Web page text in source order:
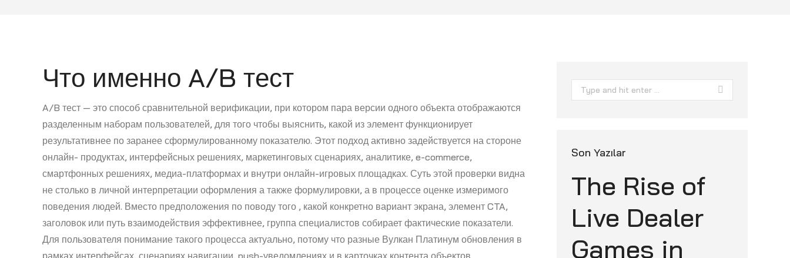
Что именно A/B тест
A/B тест — это способ сравнительной верификации, при котором пара версии одного объекта отображаются
разделенным наборам пользователей, для того чтобы выяснить, какой из элемент функционирует
результативнее по заранее сформулированному показателю. Этот подход активно задействуется на стороне
онлайн- продуктах, интерфейсных решениях, маркетинговых сценариях, аналитике, e-commerce,
смартфонных решениях, медиа-платформах и внутри онлайн-игровых площадках. Суть этой проверки видна
не столько в личной интерпретации оформления а также формулировки, а в процессе оценке измеримого
поведения людей. Вместо предположения по поводу того , какой конкретно вариант экрана, элемент CTA,
заголовок или путь взаимодействия эффективнее, группа специалистов собирает фактические показатели.
Для пользователя понимание такого процесса актуально, потому что разные Вулкан Платинум обновления в
рамках интерфейсах, сценариях навигации, push-уведомлениях и в карточках контента объектов
Search:
Son Yazılar
The Rise of
Live Dealer
Games in